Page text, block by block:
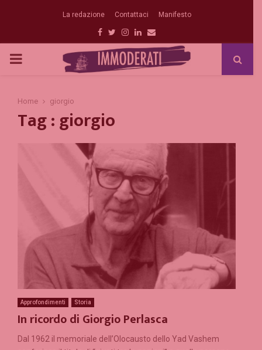
La redazione Contattaci Manifesto
Facebook
Twitter
Instagram
Linkedin
Email
PRIMARY
Home giorgio
Tag : giorgio
Approfondimenti Storia
In ricordo di Giorgio Perlasca
Dal 1962 il memoriale dell’Olocausto dello Yad Vashem